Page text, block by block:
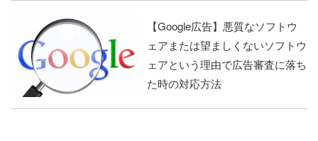
【Google広告】悪質なソフトウ
ェアまたは望ましくないソフトウ
ェアという理由で広告審査に落ち
た時の対応方法